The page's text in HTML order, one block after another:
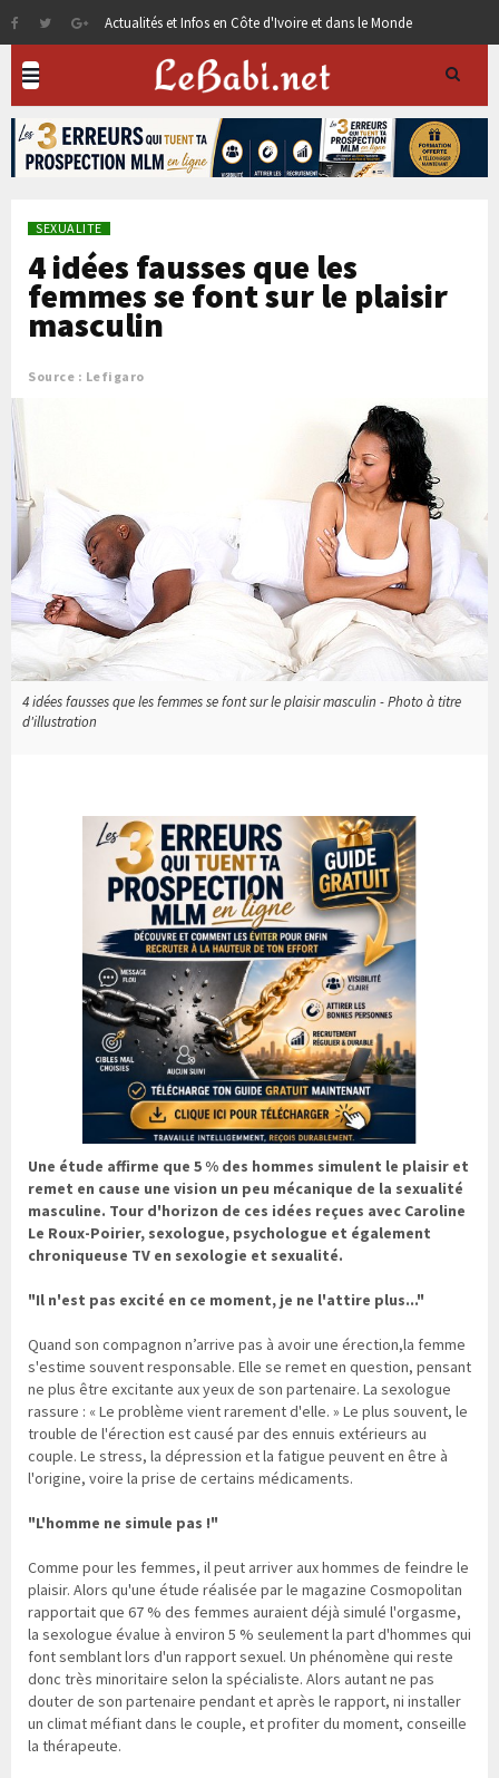
Actualités et Infos en Côte d'Ivoire et dans le Monde
SEXUALITE
4 idées fausses que les
femmes se font sur le plaisir
masculin
Source : Lefigaro
4 idées fausses que les femmes se font sur le plaisir masculin - Photo à titre
d'illustration
Une étude affirme que 5 % des hommes simulent le plaisir et
remet en cause une vision un peu mécanique de la sexualité
masculine. Tour d'horizon de ces idées reçues avec Caroline
Le Roux-Poirier, sexologue, psychologue et également
chroniqueuse TV en sexologie et sexualité.
"Il n'est pas excité en ce moment, je ne l'attire plus..."
Quand son compagnon n’arrive pas à avoir une érection,la femme
s'estime souvent responsable. Elle se remet en question, pensant
ne plus être excitante aux yeux de son partenaire. La sexologue
rassure : « Le problème vient rarement d'elle. » Le plus souvent, le
trouble de l'érection est causé par des ennuis extérieurs au
couple. Le stress, la dépression et la fatigue peuvent en être à
l'origine, voire la prise de certains médicaments.
"L'homme ne simule pas !"
Comme pour les femmes, il peut arriver aux hommes de feindre le
plaisir. Alors qu'une étude réalisée par le magazine Cosmopolitan
rapportait que 67 % des femmes auraient déjà simulé l'orgasme,
la sexologue évalue à environ 5 % seulement la part d'hommes qui
font semblant lors d'un rapport sexuel. Un phénomène qui reste
donc très minoritaire selon la spécialiste. Alors autant ne pas
douter de son partenaire pendant et après le rapport, ni installer
un climat méfiant dans le couple, et profiter du moment, conseille
la thérapeute.